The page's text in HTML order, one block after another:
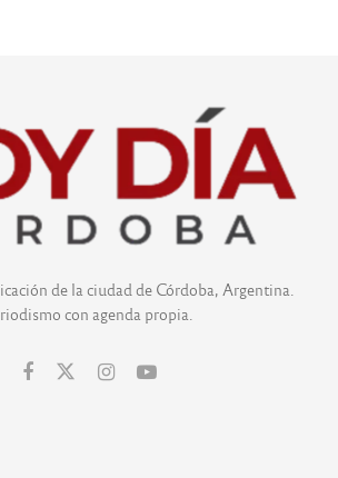
de la ciudad de Córdoba, Argentina.
con agenda propia.